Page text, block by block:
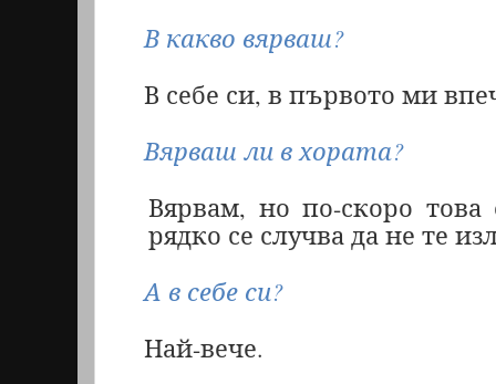
В какво вярваш?
В себе си, в първото ми
Вярваш ли в хората?
Вярвам, но по-скоро
рядко се случва да не те
А в себе си?
Най-вече.